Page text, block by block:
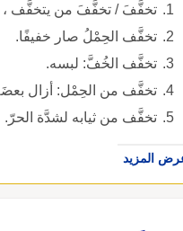
تخفَّفَ / تخفَّفَ من يتخفَّف ،
تخفَّف الحِمْلُ صار خفيفًا.
تخفَّف الخُفَّ: لبسه.
تخفَّف من الحِمْل: أزال
تخفَّف من ثيابه لشدَّة الحرّ.
المزيد